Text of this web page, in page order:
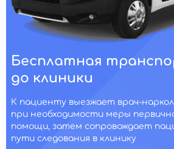
Бесплатная
до клиники
К пациенту выезжает врач-
при необходимости меры
помощи, затем сопровождает
пути следования в клинику